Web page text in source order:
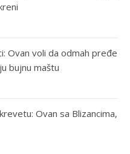
Ovan voli da odmah pređe
bujnu maštu
Ovan sa Blizancima,